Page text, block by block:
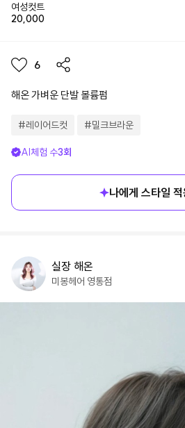
여성컷트
20,000
6
해온 가벼운 단발 볼륨펌
#레이어드컷 #밀크브라운
AI체험 수3회
나에게 스타일 적
실장 해온
미봉헤어 영통점